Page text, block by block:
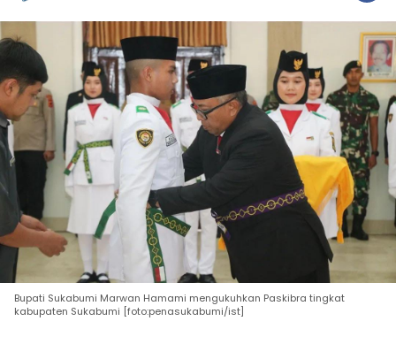
Bupati Sukabumi Marwan Hamami mengukuhkan Paskibra tingkat
kabupaten Sukabumi [foto:penasukabumi/ist]